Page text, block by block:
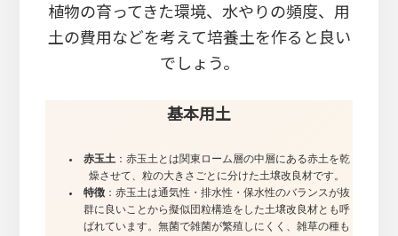
植物の育ってきた環境、水やりの頻度、用
土の費用などを考えて培養土を作ると良い
でしょう。
基本用土
赤玉土 ：赤玉土とは関東ローム層の中層にある赤土を乾
燥させて、粒の大きさごとに分けた土壌改良材です。
特徴 ：赤玉土は通気性・排水性・保水性のバランスが抜
群に良いことから擬似団粒構造をした土壌改良材とも呼
ばれています。無菌で雑菌が繁殖しにくく、雑草の種も